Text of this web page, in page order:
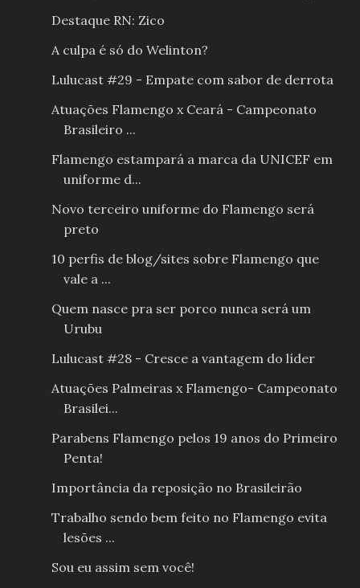
Destaque RN: Zico
A culpa é só do Welinton?
Lulucast #29 - Empate com sabor de derrota
Atuações Flamengo x Ceará - Campeonato
Brasileiro ...
Flamengo estampará a marca da UNICEF em
uniforme d...
Novo terceiro uniforme do Flamengo será
preto
10 perfis de blog/sites sobre Flamengo que
vale a ...
Quem nasce pra ser porco nunca será um
Urubu
Lulucast #28 - Cresce a vantagem do líder
Atuações Palmeiras x Flamengo- Campeonato
Brasilei...
Parabens Flamengo pelos 19 anos do Primeiro
Penta!
Importância da reposição no Brasileirão
Trabalho sendo bem feito no Flamengo evita
lesões ...
Sou eu assim sem você!